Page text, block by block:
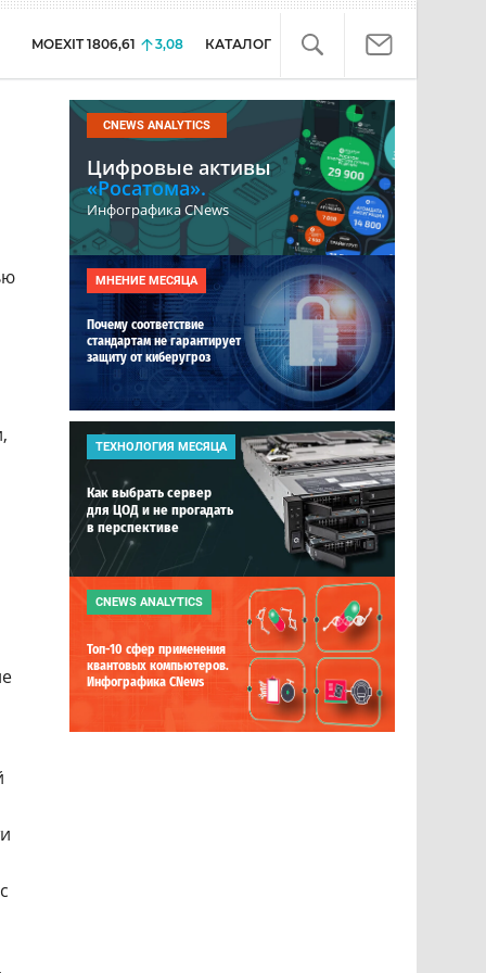
MOEXIT 1806,61 3,08 КАТАЛОГ
CNEWS ANALYTICS
Цифровые активы
«Росатома».
Инфографика CNews
МНЕНИЕ МЕСЯЦА
Почему соответствие
стандартам не гарантирует
защиту от киберугроз
ТЕХНОЛОГИЯ МЕСЯЦА
Как выбрать сервер
для ЦОД и не прогадать
в перспективе
CNEWS ANALYTICS
Топ-10 сфер применения
квантовых компьютеров.
Инфографика CNews